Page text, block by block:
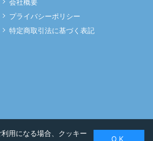
会社概要
プライバシーポリシー
特定商取引法に基づく表記
用になる場合、クッキー
O K